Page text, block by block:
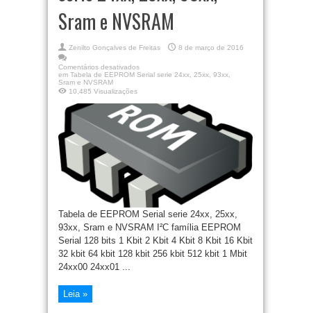
Sram e NVSRAM
Zenilto Gonçalves de Freitas 8 de março de 2016
Comentários desativados
em Tabela de EEPROM Serial serie 24xx, 25xx, 93xx,
Sram e NVSRAM
10,485 Visualizações
Tabela de EEPROM Serial serie 24xx, 25xx,
93xx, Sram e NVSRAM I²C família EEPROM
Serial 128 bits 1 Kbit 2 Kbit 4 Kbit 8 Kbit 16 Kbit
32 kbit 64 kbit 128 kbit 256 kbit 512 kbit 1 Mbit
24xx00 24xx01 ...
Leia »